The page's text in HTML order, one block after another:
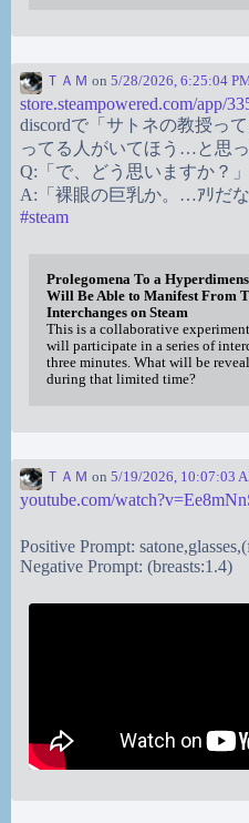
ＴＡＭ on 5/28/2026, 6:25:04
store.steampowered.com/app/
discordで「サトネの教授っ
ってる人がいてほう…と思っ
Q:「で、どう思いますか？」
A:「裸眼の巨乳か。…ｱﾘだな
#steam
Prolegomena To a
Will Be Able to Manifest From
Interchanges on Steam
This is a collaborative
will participate in a series of
three minutes. What will be
during that limited time?
ＴＡＭ on 5/19/2026, 10:07:03
youtube.com/
Positive Prompt:
Negative Prompt: (breasts:1.4)